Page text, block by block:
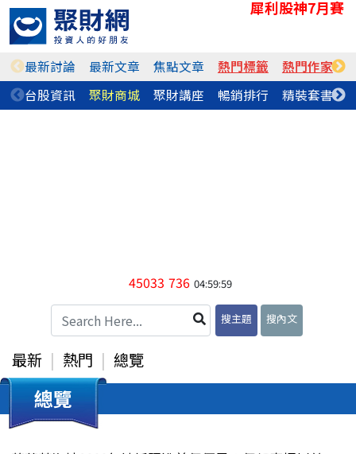
犀利股神7月賽
最新討論 最新文章 焦點文章 熱門標籤 熱門作家
台股資訊
聚財商城 聚財講座 暢銷排行 精裝套書
45033 736 04:59:59
搜主題 搜內文
最新 熱門 總覽
總覽